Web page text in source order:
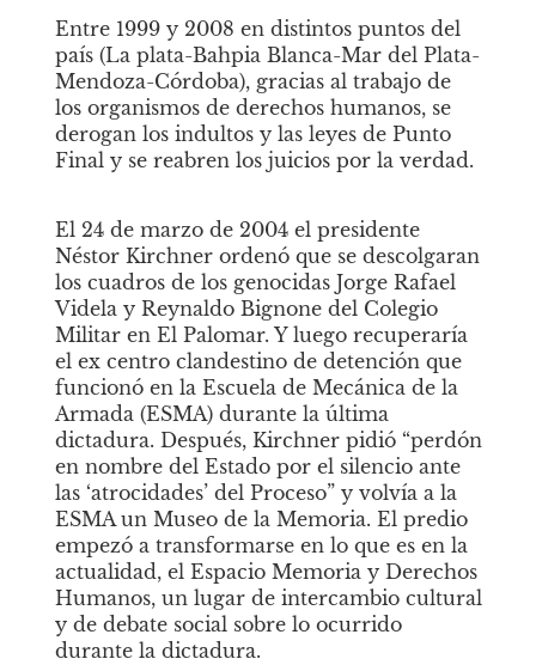
Entre 1999 y 2008 en distintos puntos del
país (La plata-Bahpia Blanca-Mar del Plata-
Mendoza-Córdoba), gracias al trabajo de
los organismos de derechos humanos, se
derogan los indultos y las leyes de Punto
Final y se reabren los juicios por la verdad.
El 24 de marzo de 2004 el presidente
Néstor Kirchner ordenó que se descolgaran
los cuadros de los genocidas Jorge Rafael
Videla y Reynaldo Bignone del Colegio
Militar en El Palomar. Y luego recuperaría
el ex centro clandestino de detención que
funcionó en la Escuela de Mecánica de la
Armada (ESMA) durante la última
dictadura. Después, Kirchner pidió “perdón
en nombre del Estado por el silencio ante
las ‘atrocidades’ del Proceso” y volvía a la
ESMA un Museo de la Memoria. El predio
empezó a transformarse en lo que es en la
actualidad, el Espacio Memoria y Derechos
Humanos, un lugar de intercambio cultural
y de debate social sobre lo ocurrido
durante la dictadura.